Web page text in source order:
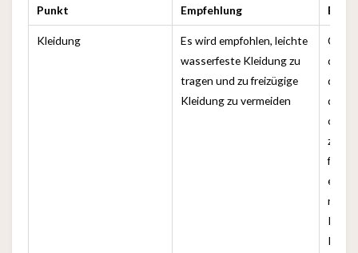
Punkt Empfehlung
Kleidung
Es wird empfohlen, leichte
wasserfeste Kleidung zu
tragen und zu freizügige
Kleidung zu vermeiden
durch
das
oder
zu
nicht